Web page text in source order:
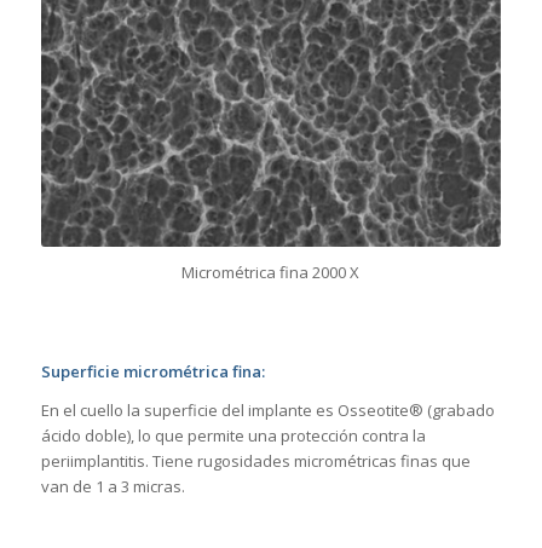
Micrométrica fina 2000 X
Superficie micrométrica fina:
En el cuello la superficie del implante es Osseotite® (grabado
ácido doble), lo que permite una protección contra la
periimplantitis. Tiene rugosidades micrométricas finas que
van de 1 a 3 micras.